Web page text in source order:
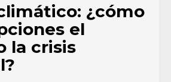
¿cómo
el
la crisis